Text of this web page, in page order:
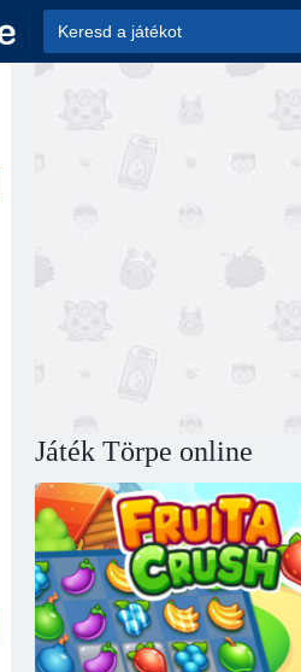
Játék Törpe online